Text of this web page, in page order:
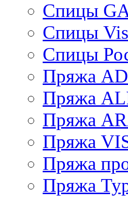
Спицы
Спицы
Спицы
Пряжа
Пряжа
Пряжа
Пряжа
Пряжа
Пряжа